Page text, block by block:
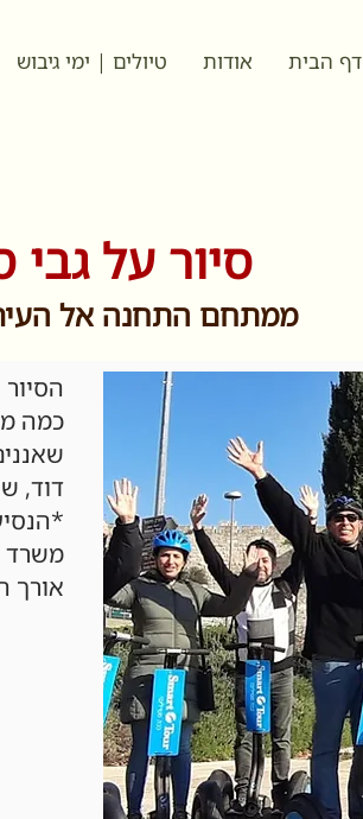
דף הבית אודות טיולים | ימי גיבוש
סיור על גבי
ממתחם התחנה אל
כמה
דוד,
משרד
אורך